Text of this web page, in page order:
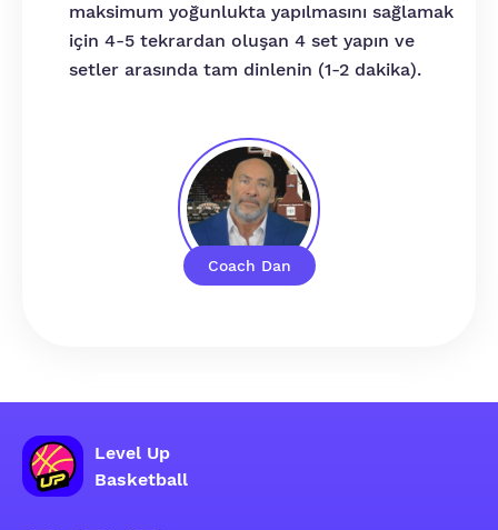
Coach Dan
maksimum yoğunlukta yapılmasını sağlamak
için 4-5 tekrardan oluşan 4 set yapın ve
setler arasında tam dinlenin (1-2 dakika).
Level Up
Basketball